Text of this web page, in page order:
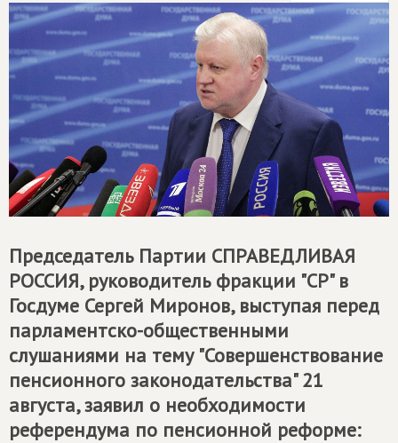
Председатель Партии СПРАВЕДЛИВАЯ
РОССИЯ, руководитель фракции "СР" в
Госдуме Сергей Миронов, выступая перед
парламентско-общественными
слушаниями на тему "Совершенствование
пенсионного законодательства" 21
августа, заявил о необходимости
референдума по пенсионной реформе: